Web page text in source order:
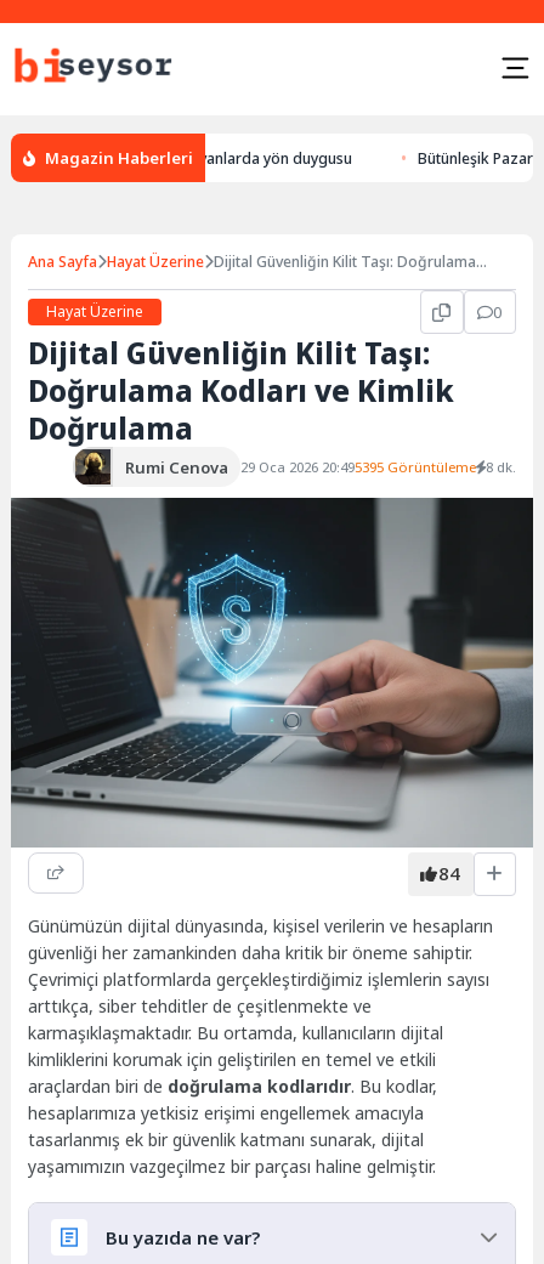
Magazin Haberleri
yön bulması, hayvanlarda yön duygusu Bütünleşik Pazarlama:
Ana Sayfa Hayat Üzerine Dijital Güvenliğin Kilit Taşı: Doğrulama
Hayat Üzerine
0
Dijital Güvenliğin Kilit Taşı:
Doğrulama Kodları ve Kimlik
Doğrulama
Rumi Cenova 29 Oca 2026 20:495395 Görüntüleme 8 dk.
84
Günümüzün dijital dünyasında, kişisel verilerin ve hesapların
güvenliği her zamankinden daha kritik bir öneme sahiptir.
Çevrimiçi platformlarda gerçekleştirdiğimiz işlemlerin sayısı
arttıkça, siber tehditler de çeşitlenmekte ve
karmaşıklaşmaktadır. Bu ortamda, kullanıcıların dijital
kimliklerini korumak için geliştirilen en temel ve etkili
araçlardan biri de doğrulama kodlarıdır. Bu kodlar,
hesaplarımıza yetkisiz erişimi engellemek amacıyla
tasarlanmış ek bir güvenlik katmanı sunarak, dijital
yaşamımızın vazgeçilmez bir parçası haline gelmiştir.
Bu yazıda ne var?